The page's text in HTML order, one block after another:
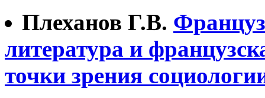
Плеханов Г.В.
литература и
точки зрения